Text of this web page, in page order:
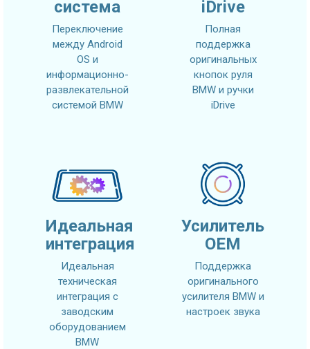
система
Переключение
между Android
OS и
информационно-
развлекательной
системой BMW
iDrive
Полная
поддержка
оригинальных
кнопок руля
BMW и ручки
iDrive
Идеальная
интеграция
Идеальная
техническая
интеграция с
заводским
оборудованием
BMW
Усилитель
OEM
Поддержка
оригинального
усилителя BMW и
настроек звука